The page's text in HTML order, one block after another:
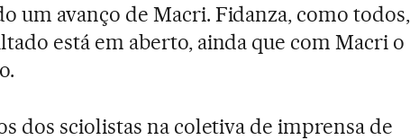
um avanço de Macri. Fidanza, como todos,
está em aberto, ainda que com Macri o
dos sciolistas na coletiva de imprensa de